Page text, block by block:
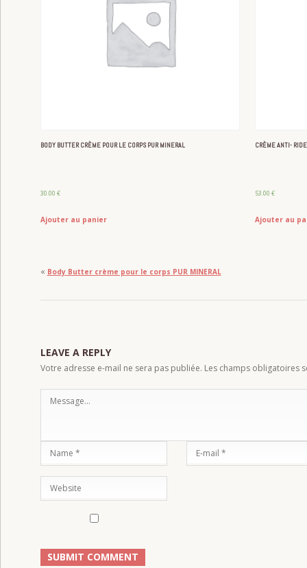
BODY BUTTER CRÈME POUR LE CORPS PUR MINERAL
30.00 €
Ajouter au panier
CRÈME ANTI-
53.00€
Ajouter au
« Body Butter crème pour le corps PUR MINERAL
LEAVE A REPLY
Votre adresse e-mail ne sera pas publiée. Les champs obligatoires